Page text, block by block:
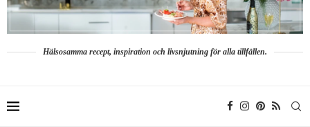
Hälsosamma recept, inspiration och livsnjutning för alla tillfällen.